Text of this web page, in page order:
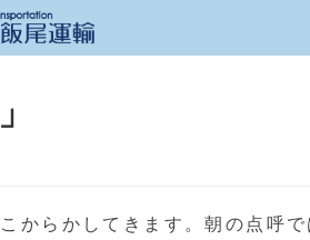
からかしてきます。朝の点呼で